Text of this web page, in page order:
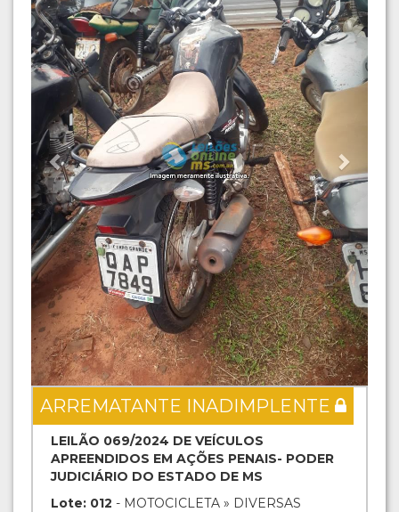
ARREMATANTE INADIMPLENTE
LEILÃO 069/2024 DE VEÍCULOS
APREENDIDOS EM AÇÕES PENAIS- PODER
JUDICIÁRIO DO ESTADO DE MS
Lote: 012 - MOTOCICLETA » DIVERSAS